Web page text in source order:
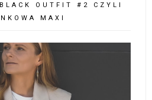
OUTFIT #2 CZYLI
MAXI